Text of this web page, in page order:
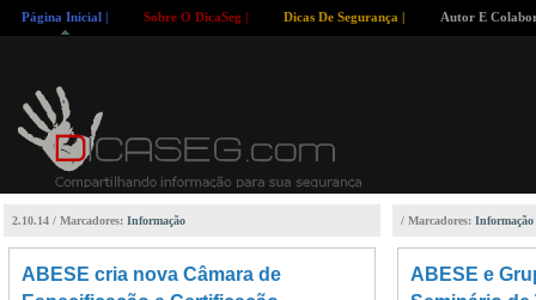
Página Inicial | Sobre O DicaSeg | Dicas De Segurança | Autor E
2.10.14 / Marcadores: Informação
ABESE cria nova Câmara de
/ Marcadores: Informação
ABESE e